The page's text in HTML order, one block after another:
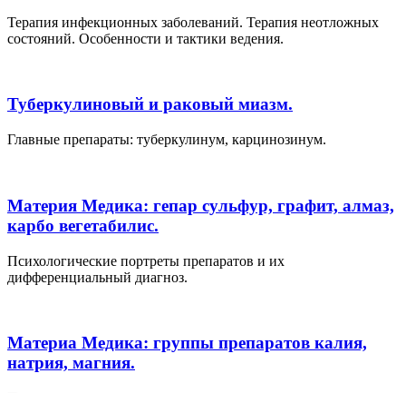
Терапия инфекционных заболеваний. Терапия неотложных
состояний. Особенности и тактики ведения.
Туберкулиновый и раковый миазм.
Главные препараты: туберкулинум, карцинозинум.
Материя Медика: гепар сульфур, графит, алмаз,
карбо вегетабилис.
Психологические портреты препаратов и их
дифференциальный диагноз.
Материа Медика: группы препаратов калия,
натрия, магния.